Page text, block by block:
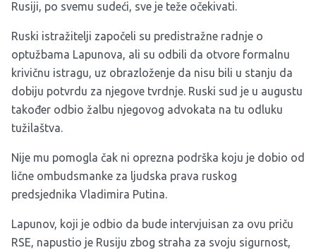
Rusiji, po svemu sudeći, sve je teže očekivati.
Ruski istražitelji započeli su predistražne radnje o
optužbama Lapunova, ali su odbili da otvore formalnu
krivičnu istragu, uz obrazloženje da nisu bili u stanju da
dobiju potvrdu za njegove tvrdnje. Ruski sud je u augustu
također odbio žalbu njegovog advokata na tu odluku
tužilaštva.
Nije mu pomogla čak ni oprezna podrška koju je dobio od
lične ombudsmanke za ljudska prava ruskog
predsjednika Vladimira Putina.
Lapunov, koji je odbio da bude intervjuisan za ovu priču
RSE, napustio je Rusiju zbog straha za svoju sigurnost,